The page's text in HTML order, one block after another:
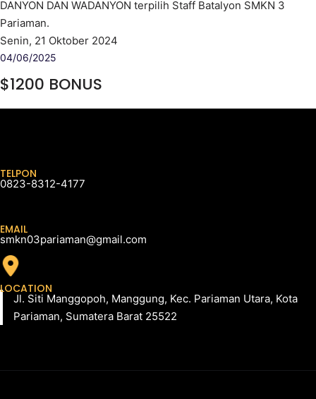
DANYON DAN WADANYON terpilih Staff Batalyon SMKN 3
Pariaman.
Senin, 21 Oktober 2024
04/06/2025
$1200 BONUS
TELPON
0823-8312-4177
EMAIL
smkn03pariaman@gmail.com
LOCATION
Jl. Siti Manggopoh, Manggung, Kec. Pariaman Utara, Kota
Pariaman, Sumatera Barat 25522